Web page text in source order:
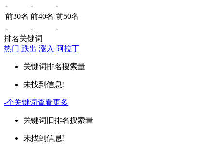
-
-
-
前30名 前40名 前50名
-
-
-
排名关键词
热门 跌出 涨入 阿拉丁
关键词排名搜索量
未找到信息!
-个关键词查看更多
关键词 旧排名搜索量
未找到信息!